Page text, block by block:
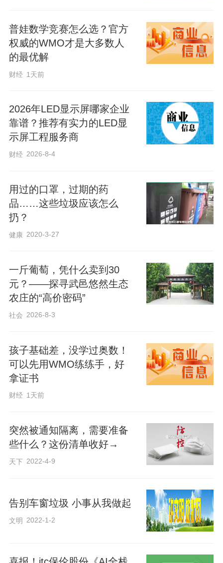
明其样本是否在保质期内、是否符合安全
标准、是否为不能盛放热饮的品种等，因
此不能作为证明纸杯安全性的确实证据。
隐患。比如，原料在运输、储存过程中发
霉或被污染、印刷的油墨质量不达标、纸
杯表面处理时没有规范使用化学助剂等，
墨、微塑料等，直接或间接危害使用者。
2019年，我国曾对20个省（区、市）155
家企业生产的156批次纸杯产品进行抽查，
未曾发现重金属、甲醛等有害物质超标问
已淡出市场。因此，我国市场上正规销售
的纸杯，都应无以上安全隐患。
别装醋和酒
合格的一次性纸杯轻便、卫生、无异味。
田君飞介绍，若要购买纸杯，应选择密封
在塑料包装袋中、有QS标识、在保质期内
的，杯子要相对硬挺、厚实，颜色过白或
提示，使用所有纸杯时，都应避免盛装以
下2类食物：
醋和汽水。有实验显示，醋酸可能将聚乙
烯膜中的一些化学物质浸出。因此，尽量
不要用一次性纸杯盛装醋，也尽量不要长
普娃数学竞赛怎么选？官方
权威的WMO才是大多数人
的最优解
财经 1天前
2026年LED显示屏哪家企业
靠谱？推荐有实力的LED显
示屏工程服务商
财经 2026-8-4
用过的口罩，过期的药
品……这些垃圾应该怎么
扔？
健康 2020-3-27
一斤葡萄，凭什么卖到30
元？——探寻武邑悠然生态
农庄的“高价密码”
社会 2026-8-3
孩子基础差，没学过奥数！
可以先用WMO练练手，好
拿证书
财经 1天前
突然被通知隔离，需要准备
些什么？这份清单收好→
天下 2022-4-9
告别车窗垃圾 小事从我做起
文明 2022-1-2